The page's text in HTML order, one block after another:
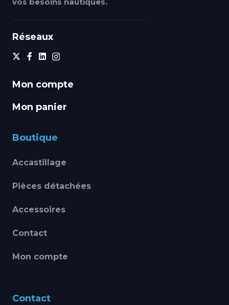
Réseaux
Mon compte
Mon panier
Boutique
Accastillage
Pièces détachées
Accessoires
Contact
Mon compte
Contact